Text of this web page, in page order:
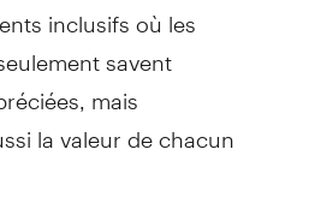
inclusifs où les
savent
mais
la valeur de chacun